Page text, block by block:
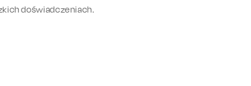
doświadczeniach.